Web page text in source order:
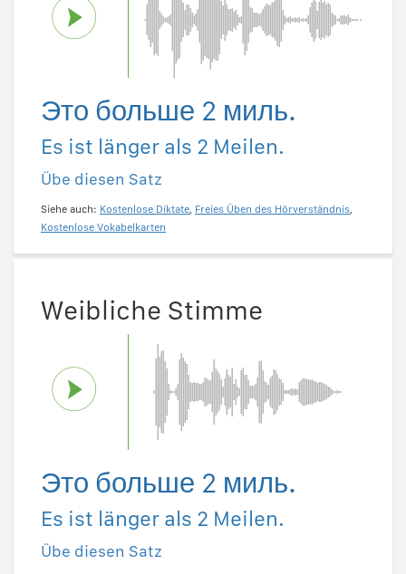
Это больше 2 миль.
Es ist länger als 2 Meilen.
Übe diesen Satz
Siehe auch: Kostenlose Diktate, Freies Üben des Hörverständnis,
Kostenlose Vokabelkarten
Weibliche Stimme
Это больше 2 миль.
Es ist länger als 2 Meilen.
Übe diesen Satz